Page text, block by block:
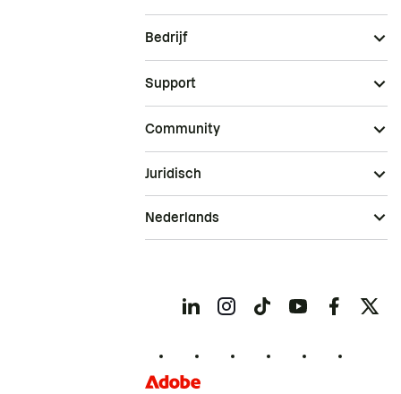
Bedrijf
Support
Community
Juridisch
Nederlands